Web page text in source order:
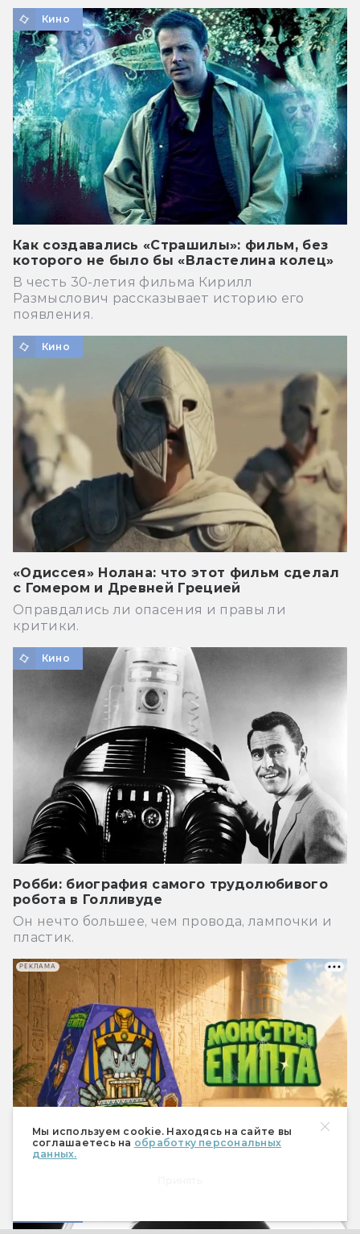
Мы используем cookie. Находясь на сайте вы
соглашаетесь на обработку персональных
данных.
Кино
Как создавались «Страшилы»: фильм, без
которого не было бы «Властелина колец»
В честь 30-летия фильма Кирилл
Размыслович рассказывает историю его
появления.
Кино
«Одиссея» Нолана: что этот фильм сделал
с Гомером и Древней Грецией
Оправдались ли опасения и правы ли
критики.
Кино
Робби: биография самого трудолюбивого
робота в Голливуде
Он нечто большее, чем провода, лампочки и
пластик.
РЕКЛАМА